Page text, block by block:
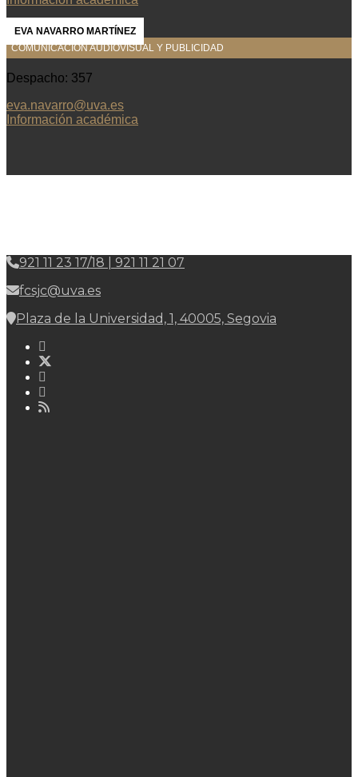
EVA NAVARRO MARTÍNEZ
COMUNICACIÓN AUDIOVISUAL Y PUBLICIDAD
Despacho: 357
eva.navarro@uva.es
Información académica
921 11 23 17/18 | 921 11 21 07
fcsjc@uva.es
Plaza de la Universidad, 1, 40005, Segovia